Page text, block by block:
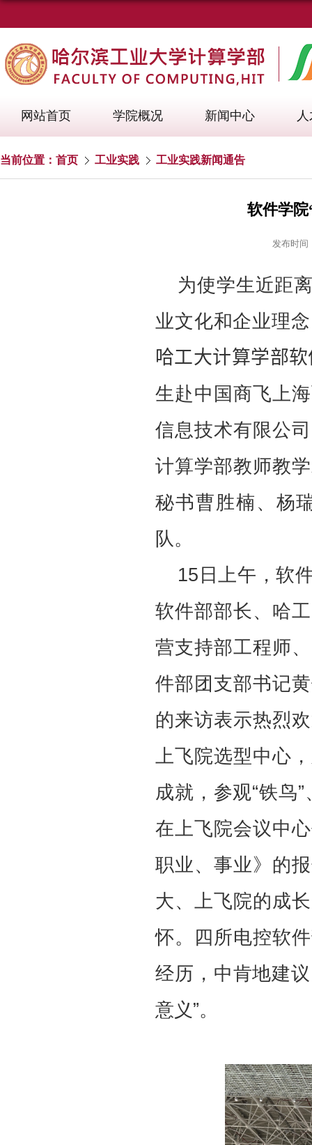
网站首页 学院概况 新闻中心
当前位置： 首页 工业实践 工业实践新闻通告
软件学院
发布时间
为使学生近距
业文化和企业理
哈工大计算学部
生赴中国商飞上
信息技术有限公
计算学部教师教
秘书曹胜楠、杨
队。
15日上午，软
软件部部长、哈
营支持部工程师
件部团支部书记
的来访表示热烈
上飞院选型中心
成就，参观“铁鸟
在上飞院会议中
职业、事业》的
大、上飞院的成
怀。四所电控软
经历，中肯地建
意义”。